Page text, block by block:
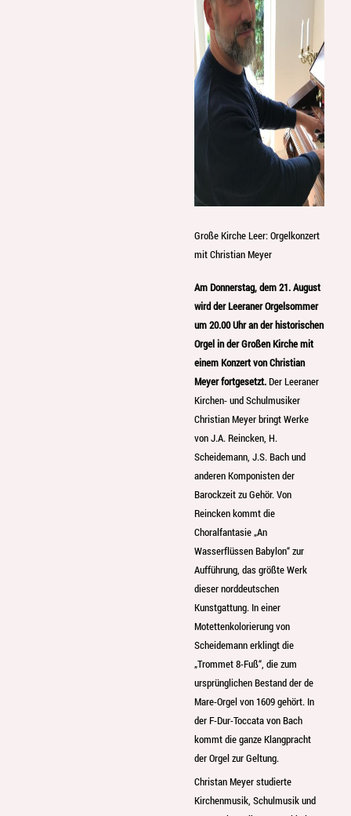
Große Kirche Leer: Orgelkonzert
mit Christian Meyer
Am Donnerstag, dem 21. August
wird der Leeraner Orgelsommer
um 20.00 Uhr an der historischen
Orgel in der Großen Kirche mit
einem Konzert von Christian
Meyer fortgesetzt.Der Leeraner
Kirchen- und Schulmusiker
Christian Meyer bringt Werke
von J.A. Reincken, H.
Scheidemann, J.S. Bach und
anderen Komponisten der
Barockzeit zu Gehör. Von
Reincken kommt die
Choralfantasie „An
Wasserflüssen Babylon“ zur
Aufführung, das größte Werk
dieser norddeutschen
Kunstgattung. In einer
Motettenkolorierung von
Scheidemann erklingt die
„Trommet 8-Fuß“, die zum
ursprünglichen Bestand der de
Mare-Orgel von 1609 gehört. In
der F-Dur-Toccata von Bach
kommt die ganze Klangpracht
der Orgel zur Geltung.
Christan Meyer studierte
Kirchenmusik, Schulmusik und